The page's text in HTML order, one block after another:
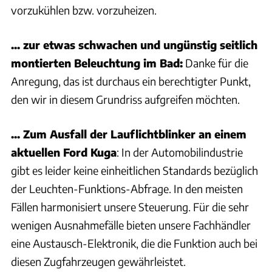
vorzukühlen bzw. vorzuheizen.
... zur etwas schwachen und ungünstig seitlich
montierten Beleuchtung im Bad: Danke für die
Anregung, das ist durchaus ein berechtigter Punkt,
den wir in diesem Grundriss aufgreifen möchten.
... Zum Ausfall der Lauflichtblinker an einem
aktuellen Ford Kuga: In der Automobilindustrie
gibt es leider keine einheitlichen Standards bezüglich
der Leuchten-Funktions-Abfrage. In den meisten
Fällen harmonisiert unsere Steuerung. Für die sehr
wenigen Ausnahmefälle bieten unsere Fachhändler
eine Austausch-Elektronik, die die Funktion auch bei
diesen Zugfahrzeugen gewährleistet.